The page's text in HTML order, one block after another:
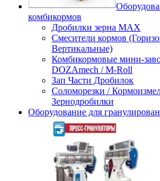
комбикормов
Дробилки зерна МАХ
Смесители кормов
Вертикальные)
Комбикормовые мини-
DOZAmech / M-Roll
Зап Части Дробилок
Соломорезки /
Зернодробилки
Оборудование для